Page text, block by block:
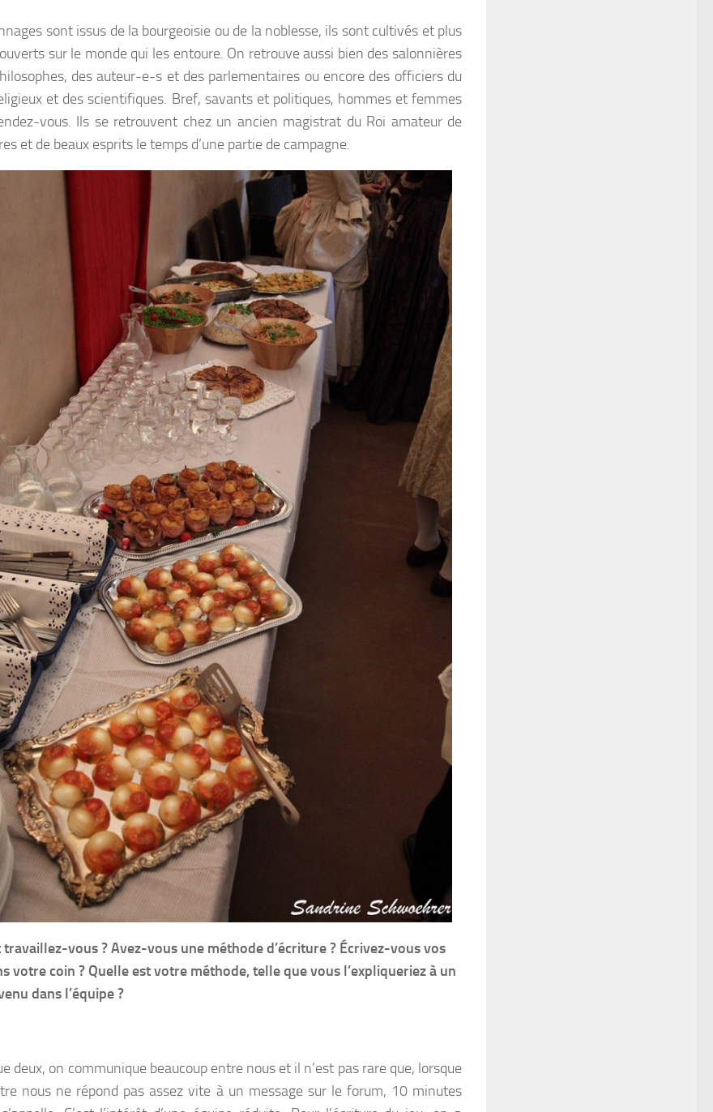
sont issus de la bourgeoisie ou de la noblesse, ils sont cultivés et plus
sur le monde qui les entoure. On retrouve aussi bien des salonnières
des auteur-e-s et des parlementaires ou encore des officiers du
et des scientifiques. Bref, savants et politiques, hommes et femmes
vous. Ils se retrouvent chez un ancien magistrat du Roi amateur de
et de beaux esprits le temps d’une partie de campagne.
travaillez-vous ? Avez-vous une méthode d’écriture ? Écrivez-vous vos
votre coin ? Quelle est votre méthode, telle que vous l’expliqueriez à un
dans l’équipe ?
deux, on communique beaucoup entre nous et il n’est pas rare que, lorsque
nous ne répond pas assez vite à un message sur le forum, 10 minutes